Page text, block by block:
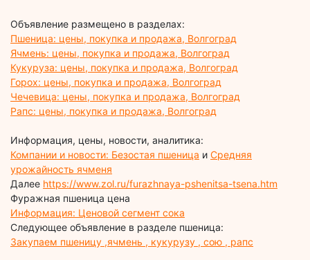
Объявление размещено в разделах:
Пшеница: цены, покупка и продажа, Волгоград
Ячмень: цены, покупка и продажа, Волгоград
Кукуруза: цены, покупка и продажа, Волгоград
Горох: цены, покупка и продажа, Волгоград
Чечевица: цены, покупка и продажа, Волгоград
Рапс: цены, покупка и продажа, Волгоград
Информация, цены, новости, аналитика:
Компании и новости: Безостая пшеница и Средняя
урожайность ячменя
Далее https://www.zol.ru/furazhnaya-pshenitsa-tsena.htm
Фуражная пшеница цена
Информация: Ценовой сегмент сока
Следующее объявление в разделе пшеница:
Закупаем пшеницу ,ячмень , кукурузу , сою , рапс